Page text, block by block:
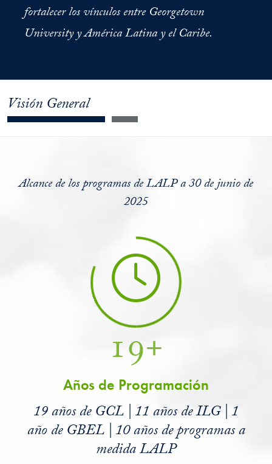
fortalecer los vínculos entre Georgetown
University y América Latina y el Caribe.
Visión General
Alcance de los programas de LALP a 30 de junio de
2025
19+
Años de Programación
19 años de GCL | 11 años de ILG | 1
año de GBEL | 10 años de programas a
medida LALP